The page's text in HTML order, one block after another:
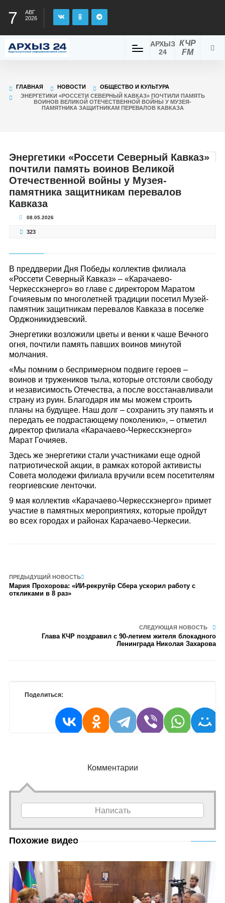
7
АВГ
2026
КЧР
FM
АРХЫЗ
24
ГЛАВНАЯ НОВОСТИ
ОБЩЕСТВО И КУЛЬТУРА
ЭНЕРГЕТИКИ «РОССЕТИ СЕВЕРНЫЙ КАВКАЗ» ПОЧТИЛИ ПАМЯТЬ
ВОИНОВ ВЕЛИКОЙ ОТЕЧЕСТВЕННОЙ ВОЙНЫ У МУЗЕЯ-
ПАМЯТНИКА ЗАЩИТНИКАМ ПЕРЕВАЛОВ КАВКАЗА
Энергетики «Россети Северный Кавказ»
почтили память воинов Великой
Отечественной войны у Музея-
памятника защитникам перевалов
Кавказа
08.05.2026
323
В преддверии Дня Победы коллектив филиала
«Россети Северный Кавказ» – «Карачаево-
Черкесскэнерго» во главе с директором Маратом
Гочияевым по многолетней традиции посетил Музей-
памятник защитникам перевалов Кавказа в поселке
Орджоникидзевский.
Энергетики возложили цветы и венки к чаше Вечного
огня, почтили память павших воинов минутой
молчания.
«Мы помним о беспримерном подвиге героев –
воинов и тружеников тыла, которые отстояли свободу
и независимость Отечества, а после восстанавливали
страну из руин. Благодаря им мы можем строить
планы на будущее. Наш долг – сохранить эту память и
передать ее подрастающему поколению», – отметил
директор филиала «Карачаево-Черкесскэнерго»
Марат Гочияев.
Здесь же энергетики стали участниками еще одной
патриотической акции, в рамках которой активисты
Совета молодежи филиала вручили всем посетителям
георгиевские ленточки.
9 мая коллектив «Карачаево-Черкесскэнерго» примет
участие в памятных мероприятиях, которые пройдут
во всех городах и районах Карачаево-Черкесии.
ПРЕДЫДУЩИЙ НОВОСТЬ
Мария Прохорова: «ИИ-рекрутёр Сбера ускорил работу с
откликами в 8 раз»
СЛЕДУЮЩАЯ НОВОСТЬ
Глава КЧР поздравил с 90-летием жителя блокадного
Ленинграда Николая Захарова
Поделиться:
Комментарии
Написать
Похожие видео